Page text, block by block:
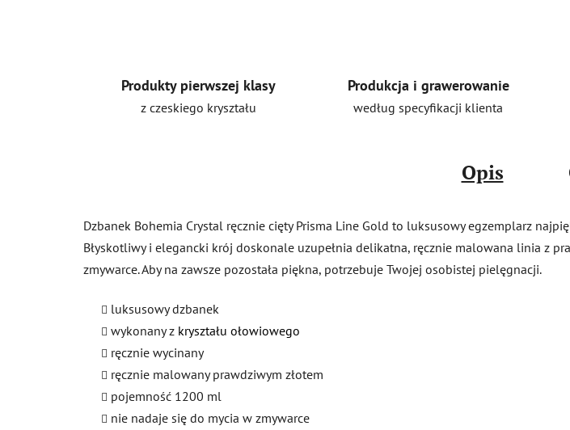
Produkty pierwszej klasy
z czeskiego kryształu
Produkcja i grawerowanie
według specyfikacji klienta
Opis
Dzbanek Bohemia Crystal ręcznie cięty Prisma Line Gold to luksusowy egzemplarz
Błyskotliwy i elegancki krój doskonale uzupełnia delikatna, ręcznie malowana linia z
zmywarce. Aby na zawsze pozostała piękna, potrzebuje Twojej osobistej pielęgnacji.
luksusowy dzbanek
wykonany z kryształu ołowiowego
ręcznie wycinany
ręcznie malowany prawdziwym złotem
pojemność 1200 ml
nie nadaje się do mycia w zmywarce